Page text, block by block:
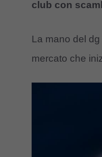
club con
La mano del dg
mercato che